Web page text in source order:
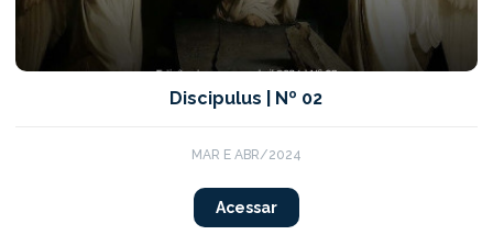
Discipulus | Nº 02
MAR E ABR/2024
Acessar